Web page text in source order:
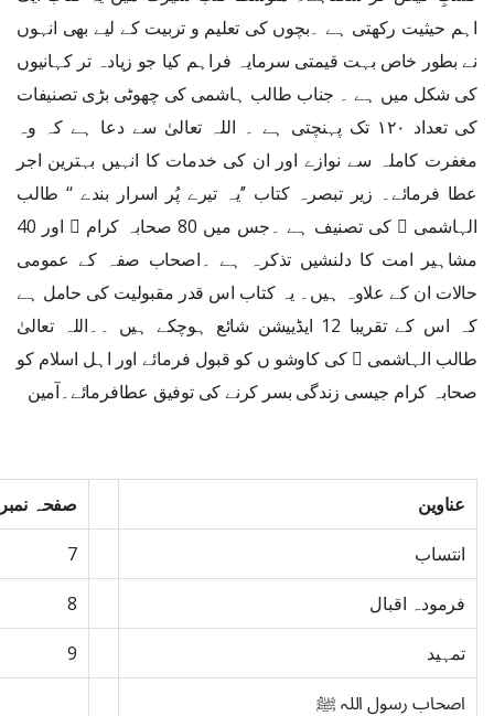
اہم حیثیت رکھتی ہے ۔بچوں کی تعلیم و تربیت کے لیے بھی انہوں
نے بطور خاص بہت قیمتی سرمایہ فراہم کیا جو زیادہ تر کہانیوں
کی شکل میں ہے ۔ جناب طالب ہاشمی کی چھوٹی بڑی تصنیفات
کی تعداد ۱۲۰ تک پہنچتی ہے ۔ اللہ تعالیٰ سے دعا ہے کہ وہ
مغفرت کاملہ سے نوازے اور ان کی خدمات کا انہیں بہترین اجر
عطا فرمائے۔ زیر تبصرہ کتاب ’’یہ تیرے پُر اسرار بندے ‘‘ طالب
الہاشمی  کی تصنیف ہے ۔جس میں 80 صحابہ کرام ﷢ اور 40
مشاہیر امت کا دلنشیں تذکرہ ہے ۔اصحاب صفہ کے عمومی
حالات ان کے علاوہ ہیں۔ یہ کتاب اس قدر مقبولیت کی حامل ہے
کہ اس کے تقریبا 12 ایڈییشن شائع ہوچکے ہیں ۔۔اللہ تعالیٰ
طالب الہاشمی  کی کاوشو ں کو قبول فرمائے اور اہل اسلام کو
صحابہ کرام جیسی زندگی بسر کرنے کی توفیق عطافرمائے۔آمین
عناوین صفحہ
انتساب 7
فرمودہ اقبال 8
تمہید 9
اصحاب رسول اللہ ﷺ